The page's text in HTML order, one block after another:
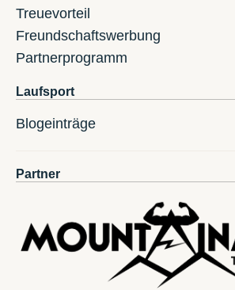
Treuevorteil
Freundschaftswerbung
Partnerprogramm
Laufsport
Blogeinträge
Partner